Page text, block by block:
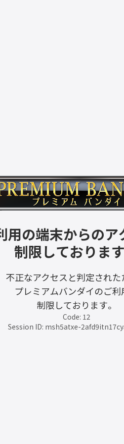
用の端末からのア
制限しております
不正なアクセスと判定された
プレミアムバンダイのご利
制限しております。
Code: 12
Session ID: msh5atxe-